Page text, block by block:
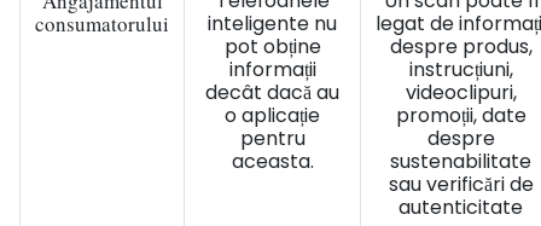
consumatorului
inteligente nu
pot obține
informații
decât dacă au
o aplicație
pentru
aceasta.
legat de
despre produs,
instrucțiuni,
videoclipuri,
promoții, date
despre
sustenabilitate
sau verificări de
autenticitate